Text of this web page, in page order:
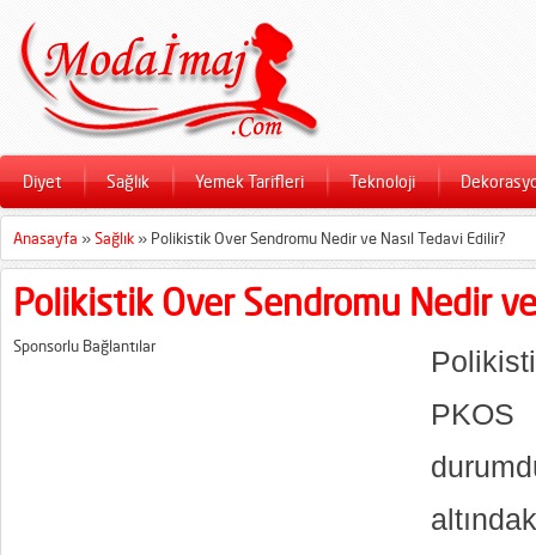
Diyet Sağlık Yemek Tarifleri Teknoloji
Anasayfa »Sağlık » Polikistik Over Sendromu Nedir ve Nasıl Tedavi Edilir?
Polikistik Over Sendromu Nedir
Sponsorlu Bağlantılar